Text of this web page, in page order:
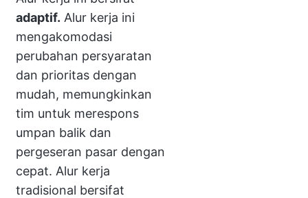
adaptif. Alur kerja ini
mengakomodasi
perubahan persyaratan
dan prioritas dengan
mudah, memungkinkan
tim untuk merespons
umpan balik dan
pergeseran pasar dengan
cepat. Alur kerja
tradisional bersifat